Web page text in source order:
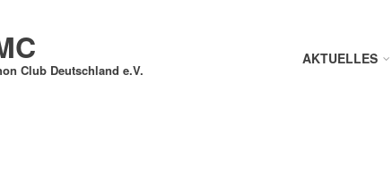
Club Deutschland e.V.
AKTUELLES